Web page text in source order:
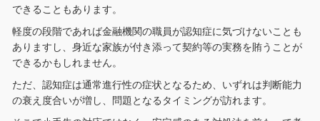
できることもあります。
軽度の段階であれば金融機関の職員が認知症に気づけないことも
ありますし、身近な家族が付き添って契約等の実務を賄うことが
できるかもしれません。
ただ、認知症は通常進行性の症状となるため、いずれは判断能力
の衰え度合いが増し、問題となるタイミングが訪れます。